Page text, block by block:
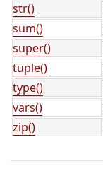
str()
sum()
super()
tuple()
type()
vars()
zip()